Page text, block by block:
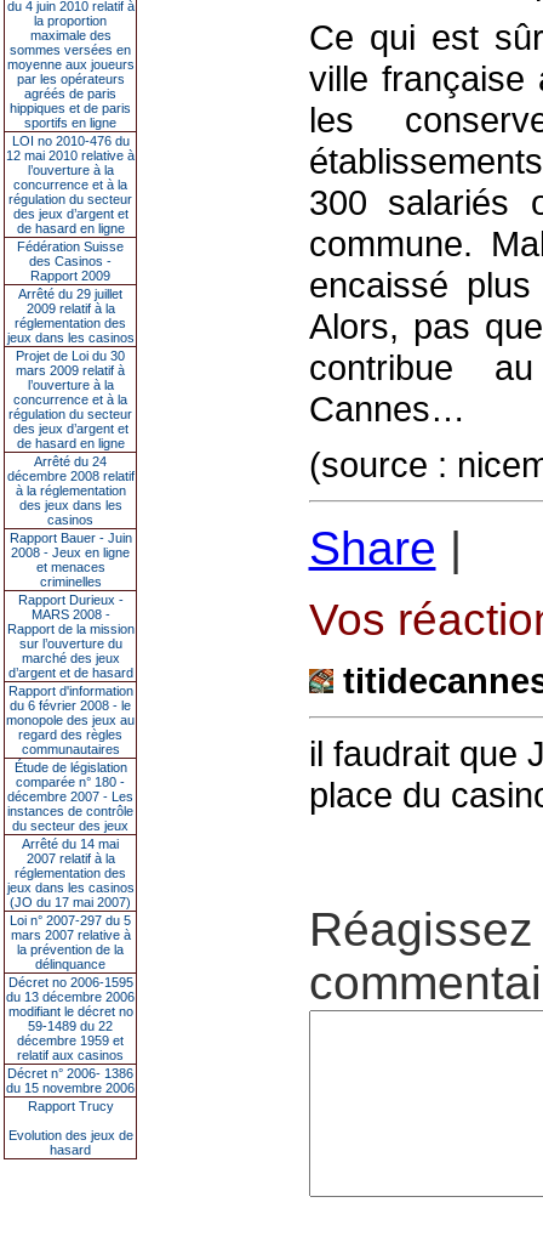
du 4 juin 2010 relatif à
la proportion
maximale des
sommes versées en
moyenne aux joueurs
par les opérateurs
agréés de paris
hippiques et de paris
sportifs en ligne
LOI no 2010-476 du
12 mai 2010 relative à
l’ouverture à la
concurrence et à la
régulation du secteur
des jeux d’argent et
de hasard en ligne
Fédération Suisse
des Casinos -
Rapport 2009
Arrêté du 29 juillet
2009 relatif à la
réglementation des
jeux dans les casinos
Projet de Loi du 30
mars 2009 relatif à
l’ouverture à la
concurrence et à la
régulation du secteur
des jeux d’argent et
de hasard en ligne
Arrêté du 24
décembre 2008 relatif
à la réglementation
des jeux dans les
casinos
Rapport Bauer - Juin
2008 - Jeux en ligne
et menaces
criminelles
Rapport Durieux -
MARS 2008 -
Rapport de la mission
sur l’ouverture du
marché des jeux
d’argent et de hasard
Rapport d'information
du 6 février 2008 - le
monopole des jeux au
regard des règles
communautaires
Étude de législation
comparée n° 180 -
décembre 2007 - Les
instances de contrôle
du secteur des jeux
Arrêté du 14 mai
2007 relatif à la
réglementation des
jeux dans les casinos
(JO du 17 mai 2007)
Loi n° 2007-297 du 5
mars 2007 relative à
la prévention de la
délinquance
Décret no 2006-1595
du 13 décembre 2006
modifiant le décret no
59-1489 du 22
décembre 1959 et
relatif aux casinos
Décret n° 2006- 1386
du 15 novembre 2006
Rapport Trucy
Evolution des jeux de
hasard
Ce qui est
ville française
les
300 salariés
commune.
encaissé
Alors, pas
contribue
Cannes…
(source :
Share |
Vos
il faudrait que
place du